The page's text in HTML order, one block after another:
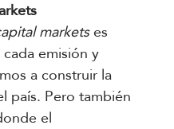
marketses
emisión y
a construir la
país. Pero también
el